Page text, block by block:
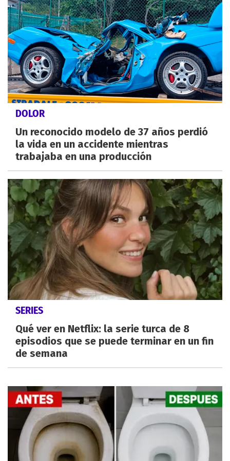
DOLOR
Un reconocido modelo de 37 años perdió
la vida en un accidente mientras
trabajaba en una producción
SERIES
Qué ver en Netflix: la serie turca de 8
episodios que se puede terminar en un fin
de semana